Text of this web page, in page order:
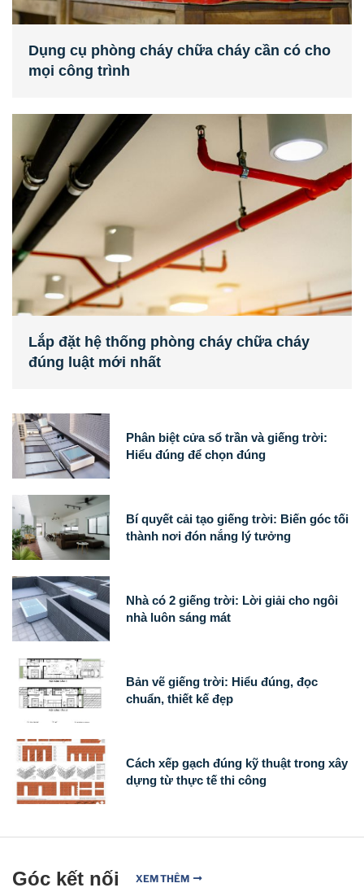
Dụng cụ phòng cháy chữa cháy cần có cho
mọi công trình
Lắp đặt hệ thống phòng cháy chữa cháy
đúng luật mới nhất
Phân biệt cửa sổ trần và giếng trời:
Hiểu đúng để chọn đúng
Bí quyết cải tạo giếng trời: Biến góc tối
thành nơi đón nắng lý tưởng
Nhà có 2 giếng trời: Lời giải cho ngôi
nhà luôn sáng mát
Bản vẽ giếng trời: Hiểu đúng, đọc
chuẩn, thiết kế đẹp
Cách xếp gạch đúng kỹ thuật trong xây
dựng từ thực tế thi công
Góc kết nối XEM THÊM